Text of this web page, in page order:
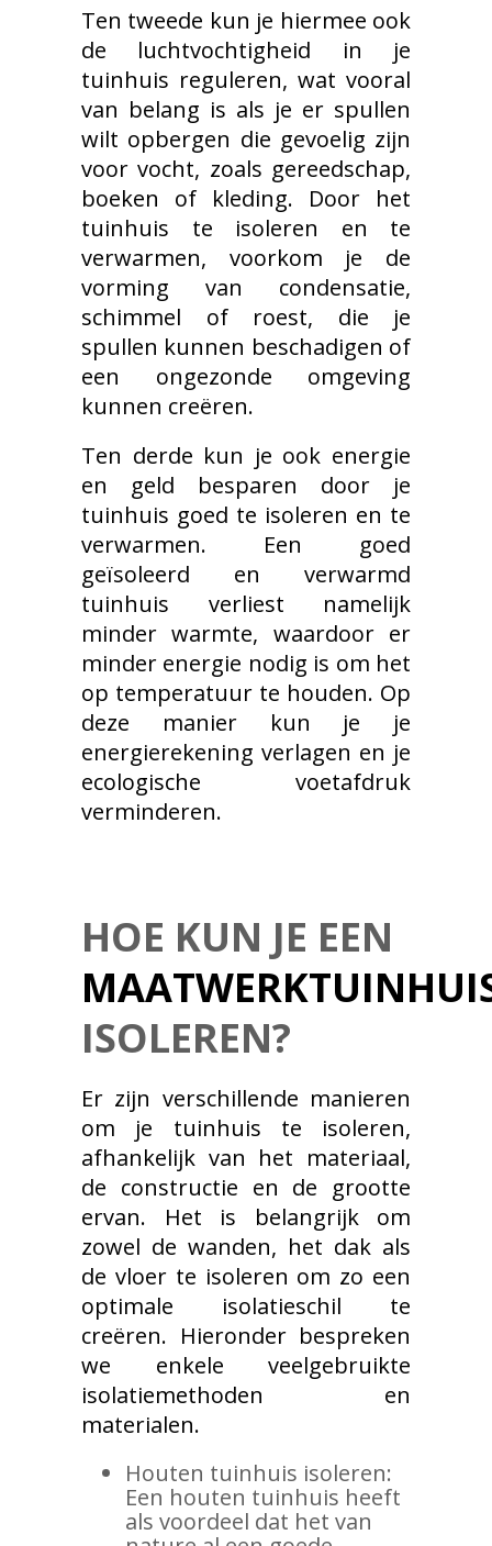
Ten tweede kun je hiermee ook
de luchtvochtigheid in je
tuinhuis reguleren, wat vooral
van belang is als je er spullen
wilt opbergen die gevoelig zijn
voor vocht, zoals gereedschap,
boeken of kleding. Door het
tuinhuis te isoleren en te
verwarmen, voorkom je de
vorming van condensatie,
schimmel of roest, die je
spullen kunnen beschadigen of
een ongezonde omgeving
kunnen creëren.
Ten derde kun je ook energie
en geld besparen door je
tuinhuis goed te isoleren en te
verwarmen. Een goed
geïsoleerd en verwarmd
tuinhuis verliest namelijk
minder warmte, waardoor er
minder energie nodig is om het
op temperatuur te houden. Op
deze manier kun je je
energierekening verlagen en je
ecologische voetafdruk
verminderen.
HOE KUN JE EEN
ISOLEREN?
Er zijn verschillende manieren
om je tuinhuis te isoleren,
afhankelijk van het materiaal,
de constructie en de grootte
ervan. Het is belangrijk om
zowel de wanden, het dak als
de vloer te isoleren om zo een
optimale isolatieschil te
creëren. Hieronder bespreken
we enkele veelgebruikte
isolatiemethoden en
materialen.
Houten tuinhuis isoleren:
Een houten tuinhuis heeft
als voordeel dat het van